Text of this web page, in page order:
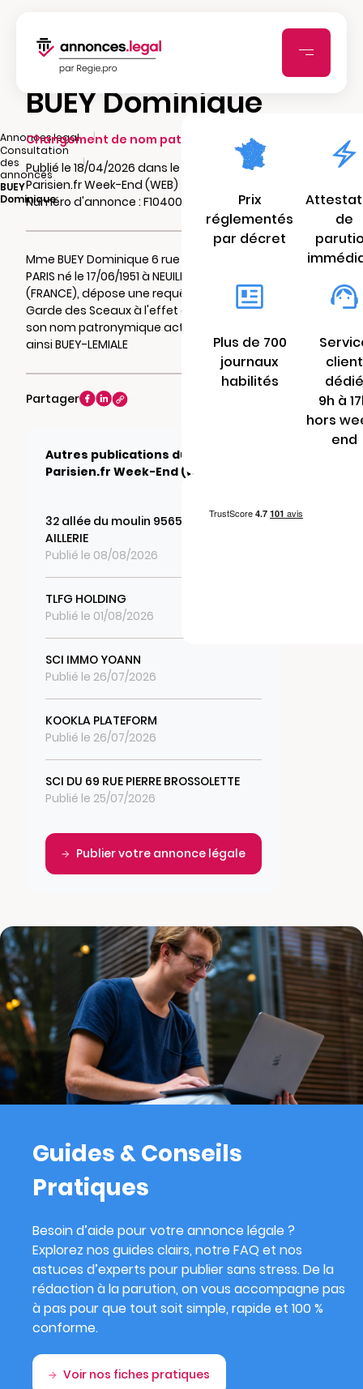
Annonces.legal
|
Consultation
des
annonces
|
BUEY
Dominique
BUEY Dominique
Changement de nom patronymique
Publié le 18/04/2026 dans le journal Le
Parisien.fr Week-End (WEB)
Numéro d'annonce : F10400574nlej
Mme BUEY Dominique 6 rue Gounod 75017
PARIS né le 17/06/1951 à NEUILLY-SUR-SEINE
(FRANCE), dépose une requête auprés du
Garde des Sceaux à l'effet de substituer à
son nom patronymique actuel devenant
ainsi BUEY-LEMIALE
Partager
Autres publications du journal Le
Parisien.fr Week-End (WEB)
32 allée du moulin 95650 BOISSY L
AILLERIE
Publié le 08/08/2026
TLFG HOLDING
Publié le 01/08/2026
SCI IMMO YOANN
Publié le 26/07/2026
KOOKLA PLATEFORM
Publié le 26/07/2026
SCI DU 69 RUE PIERRE BROSSOLETTE
Publié le 25/07/2026
Publier votre annonce légale
Prix
réglementés
par décret
de
Plus de 700
journaux
habilités
client
dédié
9h à
hors
end
Guides & Conseils
Pratiques
Besoin d’aide pour votre annonce légale ?
Explorez nos guides clairs, notre FAQ et nos
astuces d’experts pour publier sans stress. De la
rédaction à la parution, on vous accompagne pas
à pas pour que tout soit simple, rapide et 100 %
conforme.
Voir nos fiches pratiques